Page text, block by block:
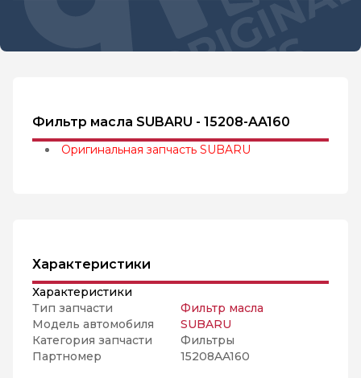
Фильтр масла SUBARU - 15208-AA160
Оригинальная запчасть SUBARU
Характеристики
Характеристики
Тип запчасти
Фильтр масла
Модель автомобиля
SUBARU
Категория запчасти
Фильтры
Партномер
15208AA160